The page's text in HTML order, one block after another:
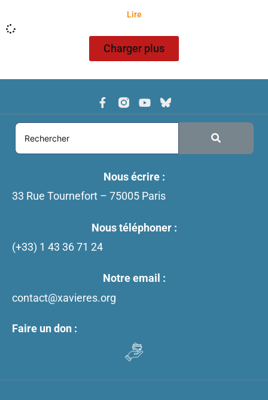
Lire
Charger plus
Nous écrire :
33 Rue Tournefort – 75005 Paris
Nous téléphoner :
(+33) 1 43 36 71 24
Notre email :
contact@xavieres.org
Faire un don :